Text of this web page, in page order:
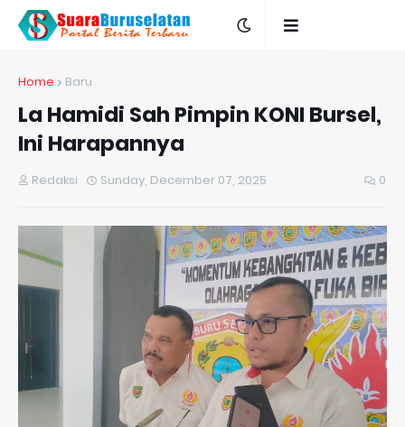
Home Baru
La Hamidi Sah Pimpin KONI Bursel,
Ini Harapannya
Redaksi Sunday, December 07, 2025 0